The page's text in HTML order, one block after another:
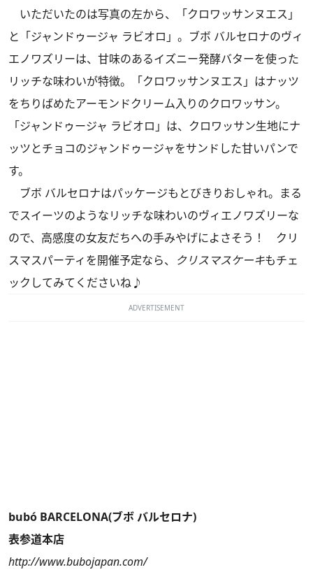
いただいたのは写真の左から、「クロワッサンヌエス」
と「ジャンドゥージャ ラビオロ」。ブボ バルセロナのヴィ
エノワズリーは、甘味のあるイズニー発酵バターを使った
リッチな味わいが特徴。「クロワッサンヌエス」はナッツ
をちりばめたアーモンドクリーム入りのクロワッサン。
「ジャンドゥージャ ラビオロ」は、クロワッサン生地にナ
ッツとチョコのジャンドゥージャをサンドした甘いパンで
す。
ブボ バルセロナはパッケージもとびきりおしゃれ。まる
でスイーツのようなリッチな味わいのヴィエノワズリーな
ので、高感度の女友だちへの手みやげによさそう！ クリ
スマスパーティを開催予定なら、
クリスマスケーキもチェ
ックしてみてくださいね♪
ADVERTISEMENT
bubó BARCELONA(ブボ バルセロナ)
表参道本店
http://www.bubojapan.com/